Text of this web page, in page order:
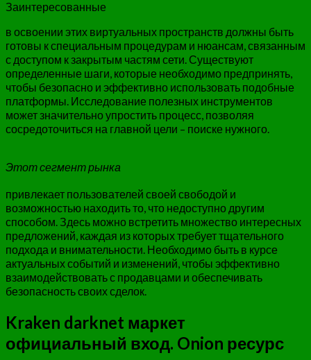
Заинтересованные
в освоении этих виртуальных пространств должны быть
готовы к специальным процедурам и нюансам, связанным
с доступом к закрытым частям сети. Существуют
определенные шаги, которые необходимо предпринять,
чтобы безопасно и эффективно использовать подобные
платформы. Исследование полезных инструментов
может значительно упростить процесс, позволяя
сосредоточиться на главной цели – поиске нужного.
Этот сегмент рынка
привлекает пользователей своей свободой и
возможностью находить то, что недоступно другим
способом. Здесь можно встретить множество интересных
предложений, каждая из которых требует тщательного
подхода и внимательности. Необходимо быть в курсе
актуальных событий и изменений, чтобы эффективно
взаимодействовать с продавцами и обеспечивать
безопасность своих сделок.
Kraken darknet маркет
официальный вход. Onion ресурс